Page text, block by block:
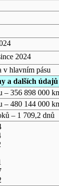
2024
v hlavním pásu
a dalších údajů
– 356 898 000
– 480 144 000
– 1 709,2 dnů